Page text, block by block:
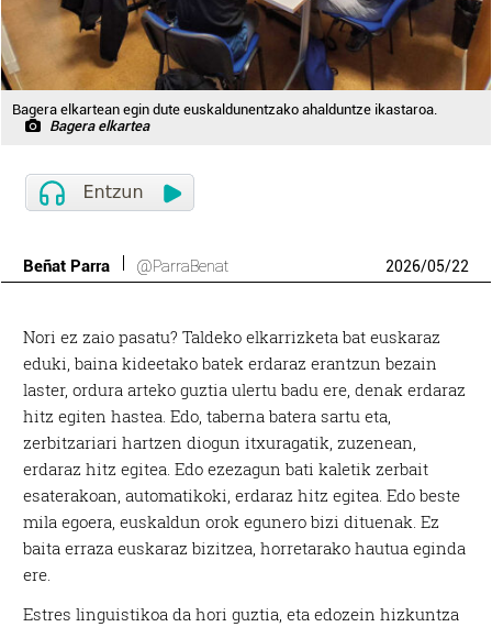
Bagera elkartean egin dute euskaldunentzako ahalduntze ikastaroa.
Bagera elkartea
Beñat Parra @ParraBenat 2026/05/22
Nori ez zaio pasatu? Taldeko elkarrizketa bat euskaraz
eduki, baina kideetako batek erdaraz erantzun bezain
laster, ordura arteko guztia ulertu badu ere, denak erdaraz
hitz egiten hastea. Edo, taberna batera sartu eta,
zerbitzariari hartzen diogun itxuragatik, zuzenean,
erdaraz hitz egitea. Edo ezezagun bati kaletik zerbait
esaterakoan, automatikoki, erdaraz hitz egitea. Edo beste
mila egoera, euskaldun orok egunero bizi dituenak. Ez
baita erraza euskaraz bizitzea, horretarako hautua eginda
ere.
Estres linguistikoa da hori guztia, eta edozein hizkuntza